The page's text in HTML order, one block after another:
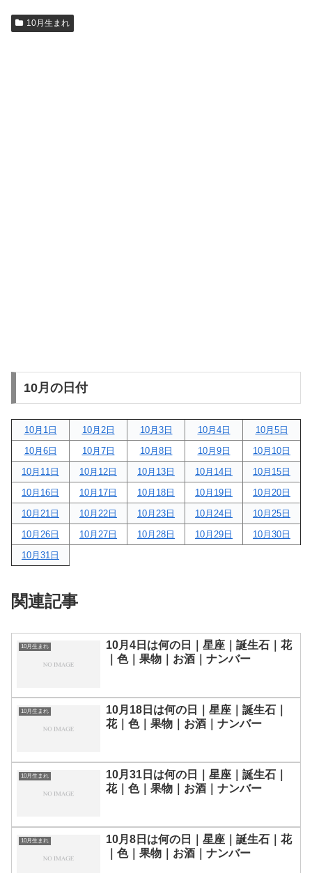
10月生まれ
10月の日付
10月1日 10月2日 10月3日 10月4日
10月5日
10月6日
10月7日 10月8日 10月9日
10月10日
10月11日
10月12日 10月13日 10月14日
10月15日
10月16日
10月17日 10月18日 10月19日
10月20日
10月21日
10月22日 10月23日 10月24日
10月25日
10月26日
10月27日 10月28日 10月29日
10月30日
10月31日
関連記事
10月生まれ
10月4日は何の日｜星座｜誕生石｜花
｜色｜果物｜お酒｜ナンバー
10月生まれ
10月18日は何の日｜星座｜誕生石｜
花｜色｜果物｜お酒｜ナンバー
10月生まれ
10月31日は何の日｜星座｜誕生石｜
花｜色｜果物｜お酒｜ナンバー
10月生まれ
10月8日は何の日｜星座｜誕生石｜花
｜色｜果物｜お酒｜ナンバー